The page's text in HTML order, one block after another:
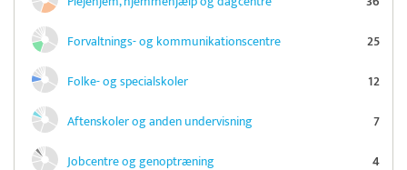
Forvaltnings- og kommunikationscentre
25
Folke- og specialskoler
12
Aftenskoler og anden undervisning
7
Jobcentre og genoptræning
4